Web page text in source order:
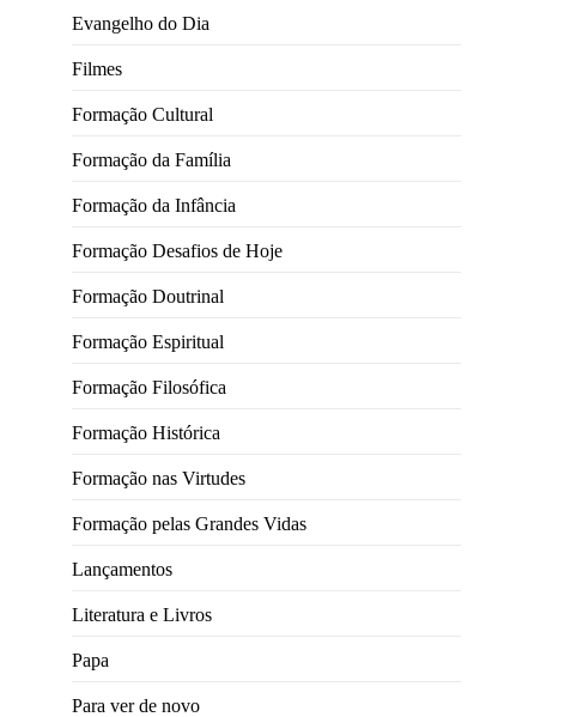
Evangelho do Dia
Filmes
Formação Cultural
Formação da Família
Formação da Infância
Formação Desafios de Hoje
Formação Doutrinal
Formação Espiritual
Formação Filosófica
Formação Histórica
Formação nas Virtudes
Formação pelas Grandes Vidas
Lançamentos
Literatura e Livros
Papa
Para ver de novo